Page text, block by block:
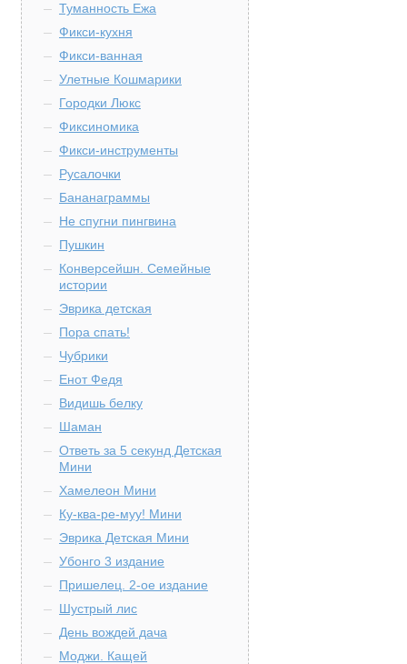
Туманность Ежа
Фикси-кухня
Фикси-ванная
Улетные Кошмарики
Городки Люкс
Фиксиномика
Фикси-инструменты
Русалочки
Бананаграммы
Не спугни пингвина
Пушкин
Конверсейшн. Семейные
истории
Эврика детская
Пора спать!
Чубрики
Енот Федя
Видишь белку
Шаман
Ответь за 5 секунд Детская
Мини
Хамелеон Мини
Ку-ква-ре-муу! Мини
Эврика Детская Мини
Убонго 3 издание
Пришелец. 2-ое издание
Шустрый лис
День вождей дача
Моджи. Кащей